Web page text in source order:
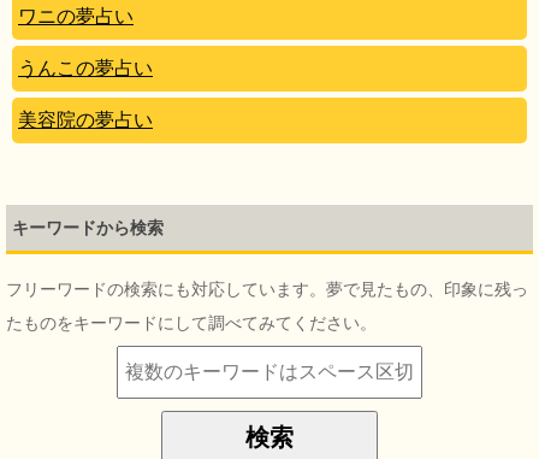
ワニの夢占い
うんこの夢占い
美容院の夢占い
キーワードから検索
フリーワードの検索にも対応しています。夢で見たもの、印象に残っ
たものをキーワードにして調べてみてください。